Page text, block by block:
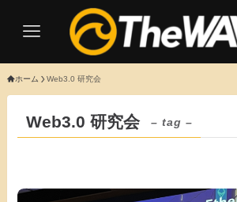
ホーム Web3.0 研究会
Web3.0 研究会 – tag –